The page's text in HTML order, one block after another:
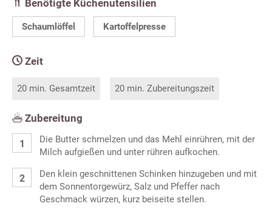
Benötigte Küchenutensilien
Schaumlöffel Kartoffelpresse
Zeit
20 min. Gesamtzeit 20 min. Zubereitungszeit
Zubereitung
Die Butter schmelzen und das Mehl einrühren, mit der
Milch aufgießen und unter rühren aufkochen.
Den klein geschnittenen Schinken hinzugeben und mit
dem Sonnentorgewürz, Salz und Pfeffer nach
Geschmack würzen, kurz beiseite stellen.